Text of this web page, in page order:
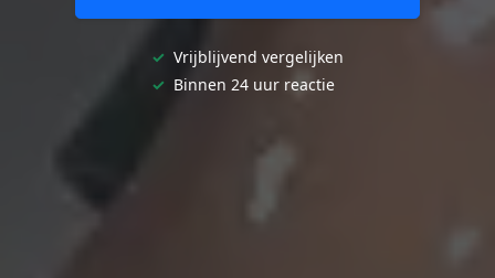
✓ Vrijblijvend vergelijken
✓ Binnen 24 uur reactie